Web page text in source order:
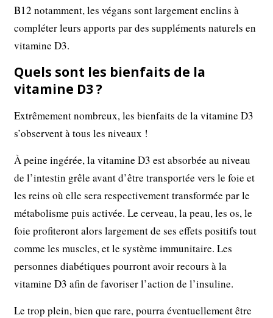
B12 notamment, les végans sont largement enclins à
compléter leurs apports par des suppléments naturels en
vitamine D3.
Quels sont les bienfaits de la
vitamine D3 ?
Extrêmement nombreux, les bienfaits de la vitamine D3
s’observent à tous les niveaux !
À peine ingérée, la vitamine D3 est absorbée au niveau
de l’intestin grêle avant d’être transportée vers le foie et
les reins où elle sera respectivement transformée par le
métabolisme puis activée. Le cerveau, la peau, les os, le
foie profiteront alors largement de ses effets positifs tout
comme les muscles, et le système immunitaire. Les
personnes diabétiques pourront avoir recours à la
vitamine D3 afin de favoriser l’action de l’insuline.
Le trop plein, bien que rare, pourra éventuellement être